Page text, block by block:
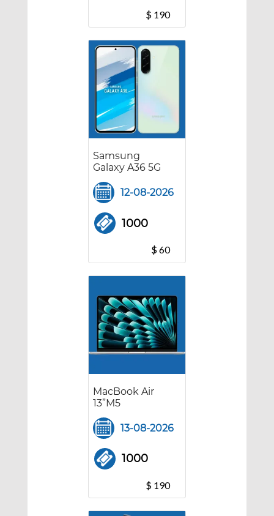
$ 190
Samsung
Galaxy A36 5G
12-08-2026
1000
$ 60
MacBook Air
13”M5
13-08-2026
1000
$ 190